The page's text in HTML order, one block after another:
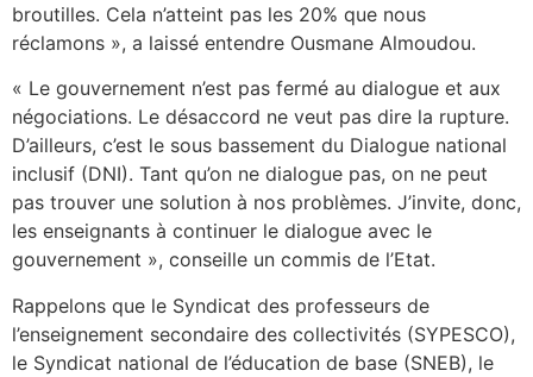
broutilles. Cela n’atteint pas les 20% que nous
réclamons », a laissé entendre Ousmane Almoudou.
« Le gouvernement n’est pas fermé au dialogue et aux
négociations. Le désaccord ne veut pas dire la rupture.
D’ailleurs, c’est le sous bassement du Dialogue national
inclusif (DNI). Tant qu’on ne dialogue pas, on ne peut
pas trouver une solution à nos problèmes. J’invite, donc,
les enseignants à continuer le dialogue avec le
gouvernement », conseille un commis de l’Etat.
Rappelons que le Syndicat des professeurs de
l’enseignement secondaire des collectivités (SYPESCO),
le Syndicat national de l’éducation de base (SNEB), le